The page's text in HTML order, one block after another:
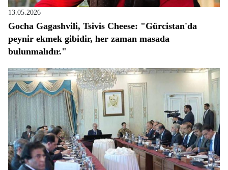
13.05.2026
Gocha Gagashvili, Tsivis Cheese: "Gürcistan'da
peynir ekmek gibidir, her zaman masada
bulunmalıdır."